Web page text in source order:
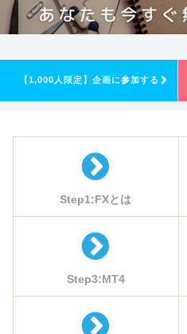
【1,000人限定】企画に参加する
Step1:FXとは
Step3:MT4